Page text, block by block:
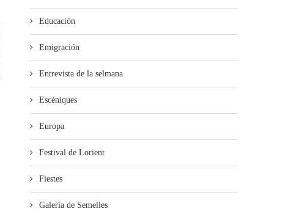
Educación
Emigración
Entrevista de la selmana
Escéniques
Europa
Festival de Lorient
Fiestes
Galería de Semelles